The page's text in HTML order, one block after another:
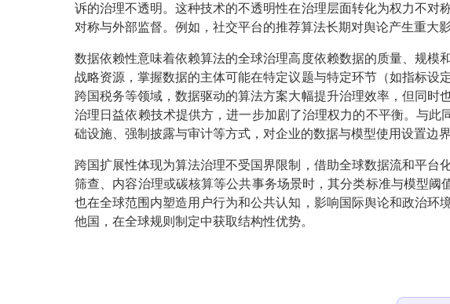
诉的治理不透明。这种技术的不透明性在治理层面转化为权力不对
对称与外部监督。例如，社交平台的推荐算法长期对舆论产生重大
数据依赖性意味着依赖算法的全球治理高度依赖数据的质量、规
战略资源，掌握数据的主体可能在特定议题与特定环节（如指标设
跨国税务等领域，数据驱动的算法方案大幅提升治理效率，但同
治理日益依赖技术提供方，进一步加剧了治理权力的不平衡。与此
础设施、强制披露与审计等方式，对企业的数据与模型使用设置边
跨国扩展性体现为算法治理不受国界限制，借助全球数据流和平
筛查、内容治理或碳核算等公共事务场景时，其分类标准与模型阈
也在全球范围内塑造用户行为和公共认知，影响国际舆论和政治
他国，在全球规则制定中获取结构性优势。